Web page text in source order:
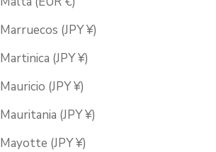
Marruecos (JPY ¥)
Martinica (JPY ¥)
Mauricio (JPY ¥)
Mauritania (JPY ¥)
Mayotte (JPY ¥)